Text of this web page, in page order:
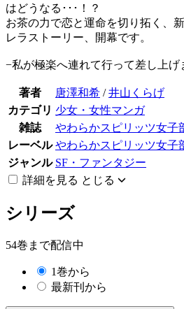
はどうなる･･･！？
お茶の力で恋と運命を切り拓く、
レラストーリー、開幕です。
−私が極楽へ連れて行って差し上
著者 唐澤和希 /井山くらげ
カテゴリ 少女・女性マンガ
雑誌
やわらかスピリッツ女子
レーベル やわらかスピリッツ女子
ジャンル SF・ファンタジー
詳細を見る とじる
シリーズ
54巻まで配信中
1巻から
最新刊から